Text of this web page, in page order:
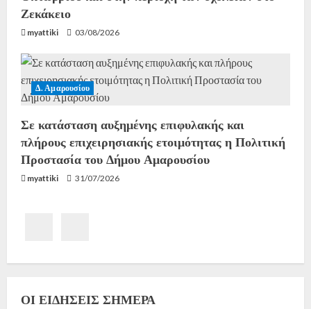
Ζεκάκειο
myattiki 03/08/2026
Δ. Αμαρουσίου
Σε κατάσταση αυξημένης επιφυλακής και
πλήρους επιχειρησιακής ετοιμότητας η Πολιτική
Προστασία του Δήμου Αμαρουσίου
myattiki 31/07/2026
ΟΙ ΕΙΔΉΣΕΙΣ ΣΉΜΕΡΑ